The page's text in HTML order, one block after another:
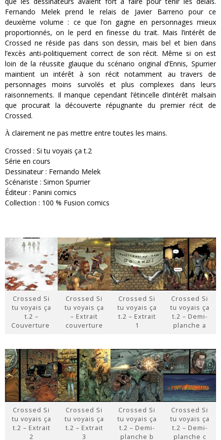
Fernando Melek prend le relais de Javier Barreno pour ce
deuxième volume : ce que l’on gagne en personnages mieux
proportionnés, on le perd en finesse du trait. Mais l’intérêt de
Crossed ne réside pas dans son dessin, mais bel et bien dans
l’excès anti-politiquement correct de son récit. Même si on est
loin de la réussite glauque du scénario original d’Ennis, Spurrier
maintient un intérêt à son récit notamment au travers de
personnages moins survolés et plus complexes dans leurs
raisonnements. Il manque cependant l’étincelle d’intérêt malsain
que procurait la découverte répugnante du premier récit de
Crossed.
À clairement ne pas mettre entre toutes les mains.
Crossed : Si tu voyais ça t.2
Série en cours
Dessinateur : Fernando Melek
Scénariste : Simon Spurrier
Éditeur : Panini comics
Collection : 100 % Fusion comics
Crossed Si
tu voyais ça
t.2 –
Couverture
Crossed Si
tu voyais ça
– Extrait
couverture
Crossed Si
tu voyais ça
t.2 – Extrait
1
Crossed Si
tu voyais ça
t.2 – Demi-
planche a
Crossed Si
tu voyais ça
t.2 – Extrait
2
Crossed Si
tu voyais ça
t.2 – Extrait
3
Crossed Si
tu voyais ça
t.2 – Demi-
planche b
Crossed Si
tu voyais ça
t.2 – Demi-
planche c